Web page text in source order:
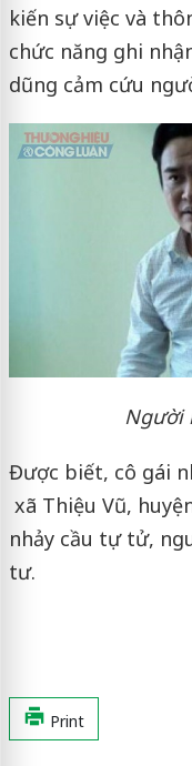
kiến sự việc và
chức năng ghi
dũng cảm cứu
Người
Được biết, cô gái
xã Thiệu Vũ,
nhảy cầu tự tử,
tư.
Print